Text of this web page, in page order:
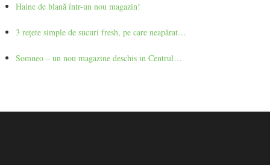
Haine de blană într-un nou magazin!
3 rețete simple de sucuri fresh, pe care neapărat…
Somneo – un nou magazine deschis in Centrul…